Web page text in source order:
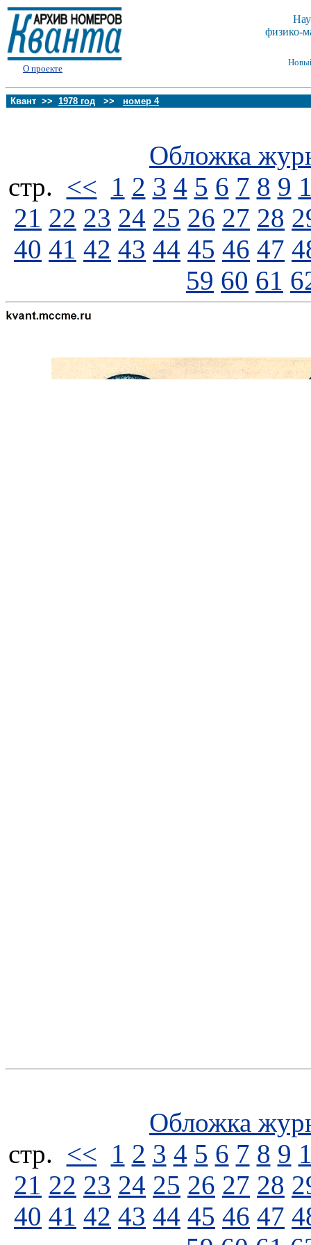
О проекте
физико-
Квант >> 1978 год >> номер 4
Обложка
стp. << 1 2 3 4 5 6 7 8 9
21 22 23 24 25 26 27 28
40 41 42 43 44 45 46 47
59 60 61
Обложка
стp. << 1 2 3 4 5 6 7 8 9
21 22 23 24 25 26 27 28
40 41 42 43 44 45 46 47